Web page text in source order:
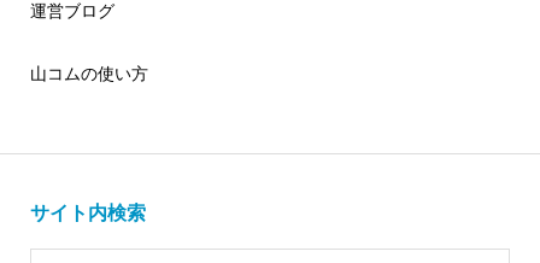
運営ブログ
山コムの使い方
サイト内検索